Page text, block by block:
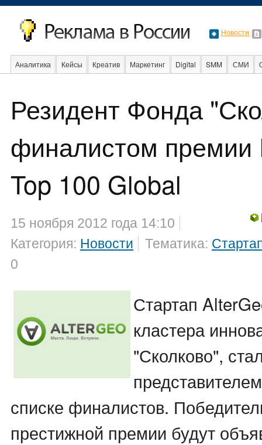
Новости
Аналитика Кейсы Креатив Маркетинг Digital SMM СМИ
Резидент Фонда
финалистом премии
Top 100 Global
15 ноября 2012 года 14:10
Категория: Новости Тематика:
0
Стартап
кластера
"Сколково",
списке финалистов.
престижной премии будут